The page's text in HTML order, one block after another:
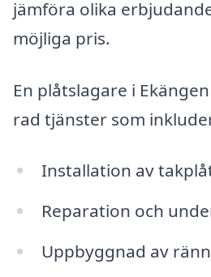
jämföra olika
möjliga pris.
En plåtslagare i
rad tjänster som
Installation av
Reparation och
Uppbyggnad av